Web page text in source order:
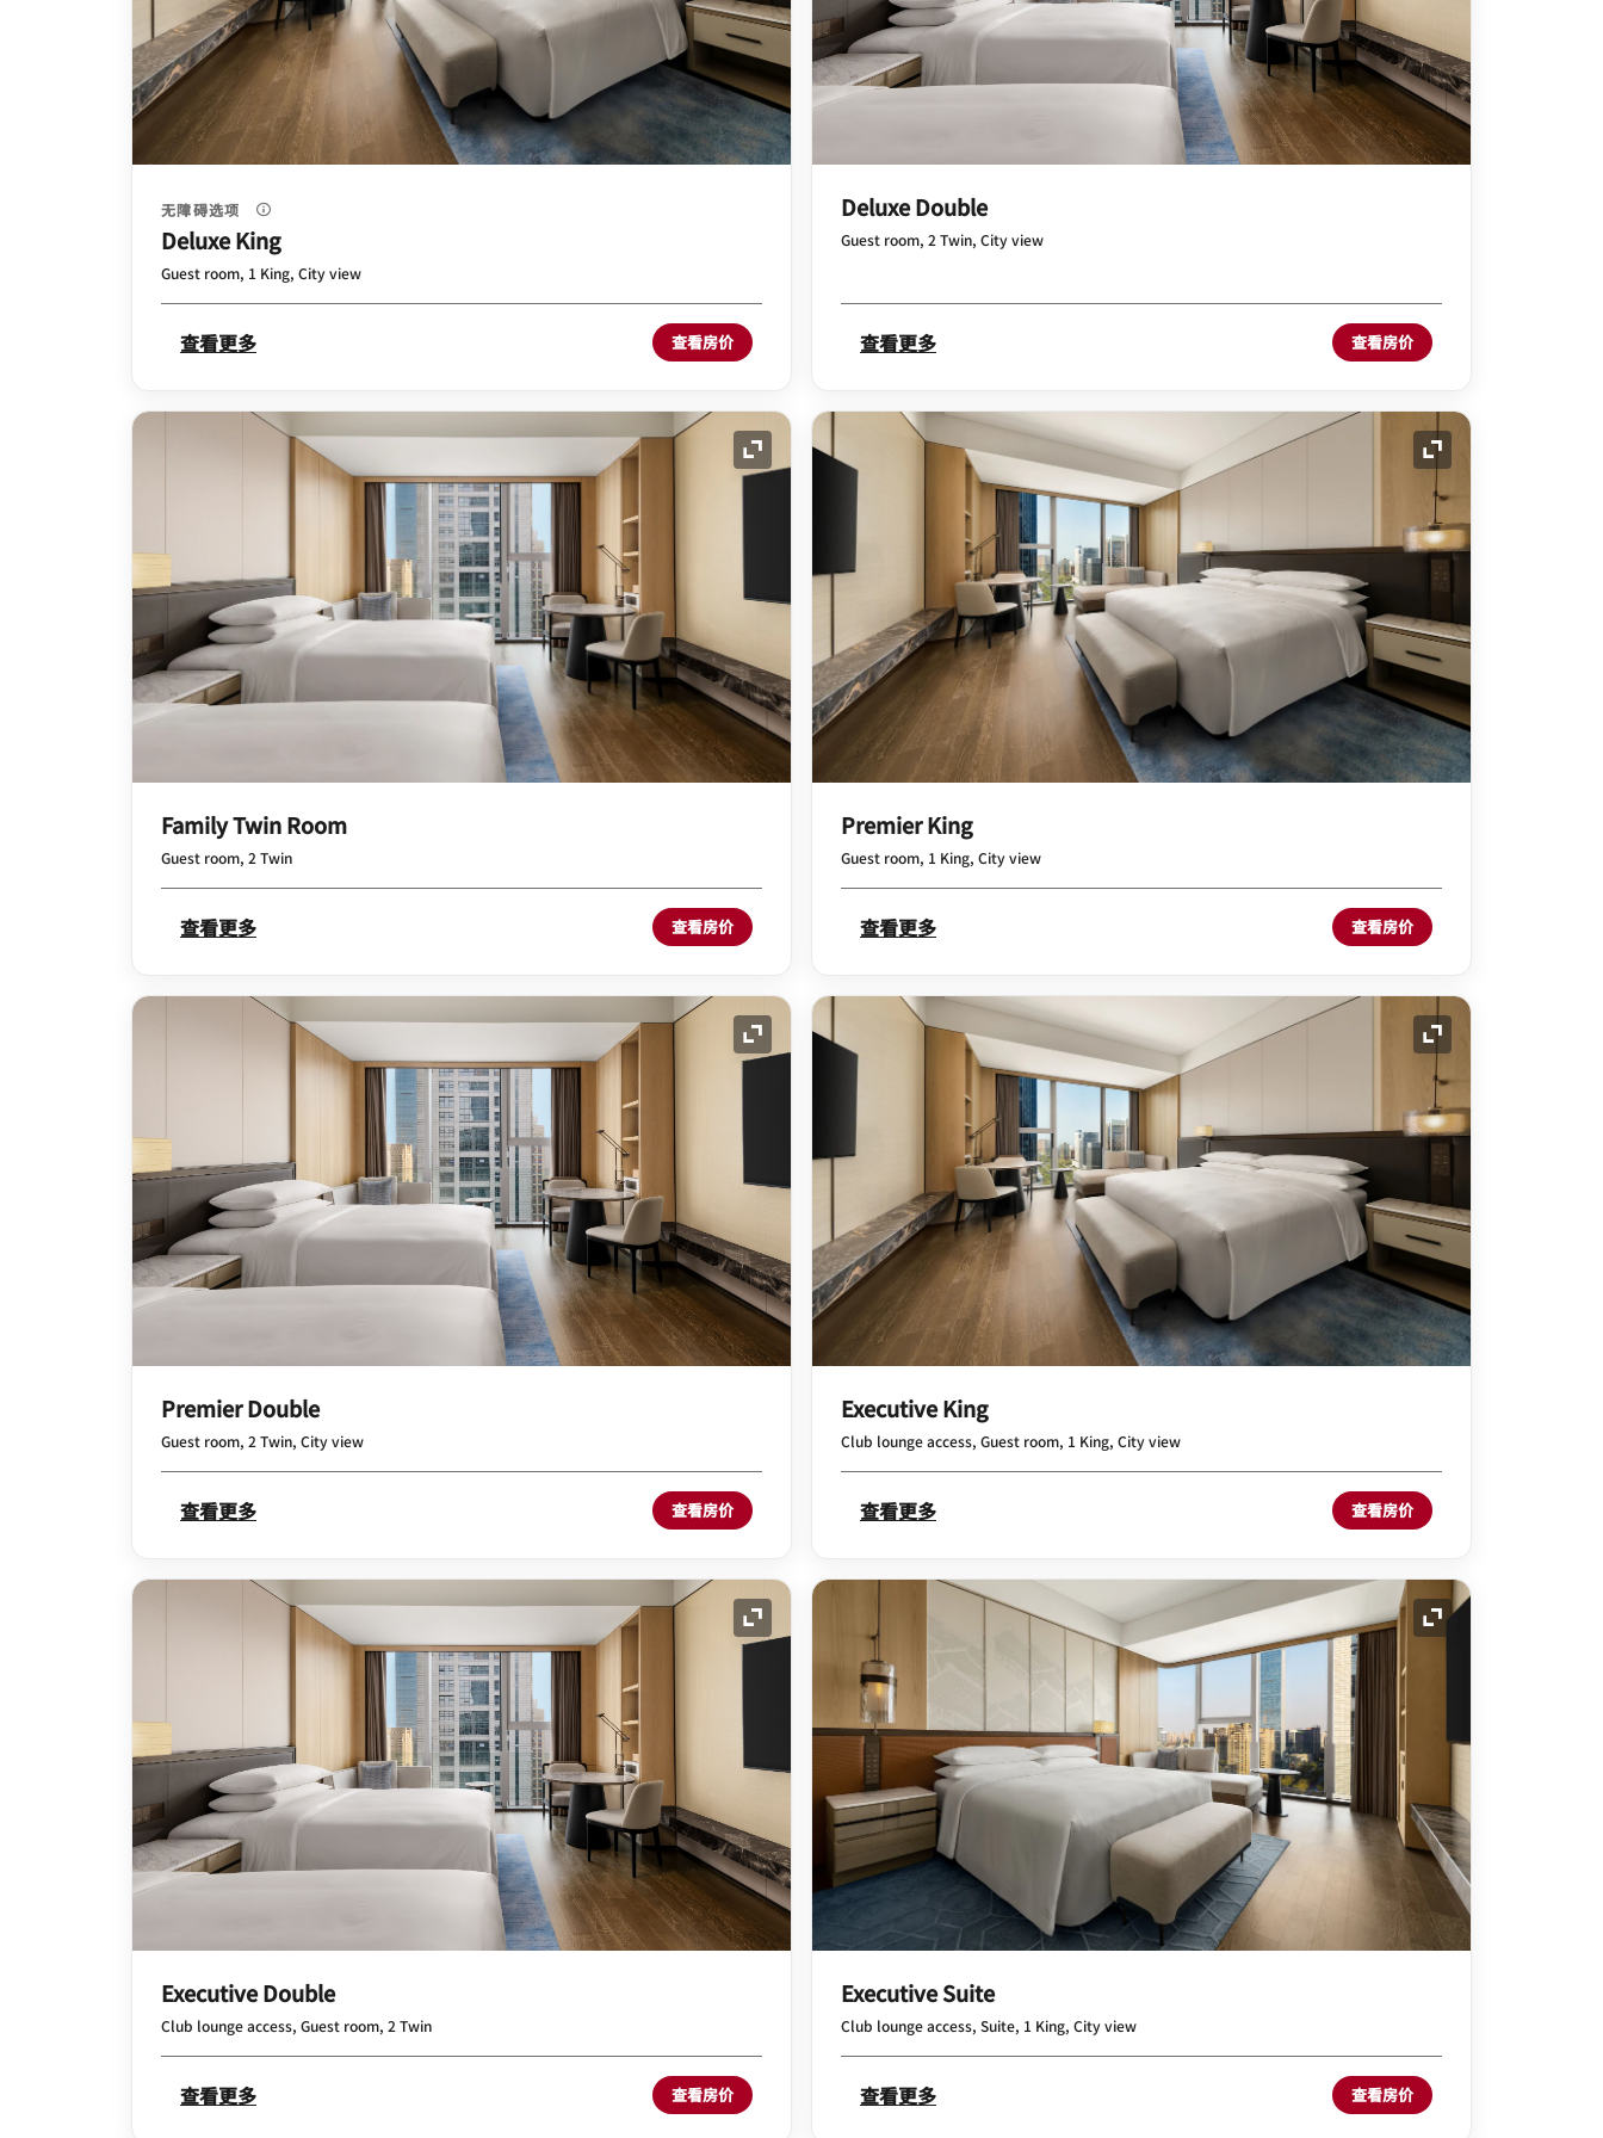
无障碍选项
Deluxe King
Guest room, 1 King, City view
查看更多 查看房价
Deluxe Double
Guest room, 2 Twin, City view
查看更多 查看房价
展开图标
Family Twin Room
Guest room, 2 Twin
查看更多 查看房价
展开图标
Premier King
Guest room, 1 King, City view
查看更多 查看房价
展开图标
Premier Double
Guest room, 2 Twin, City view
查看更多 查看房价
展开图标
Executive King
Club lounge access, Guest room, 1 King, City view
查看更多 查看房价
展开图标
Executive Double
Club lounge access, Guest room, 2 Twin
查看更多 查看房价
展开图标
Executive Suite
Club lounge access, Suite, 1 King, City view
查看更多 查看房价